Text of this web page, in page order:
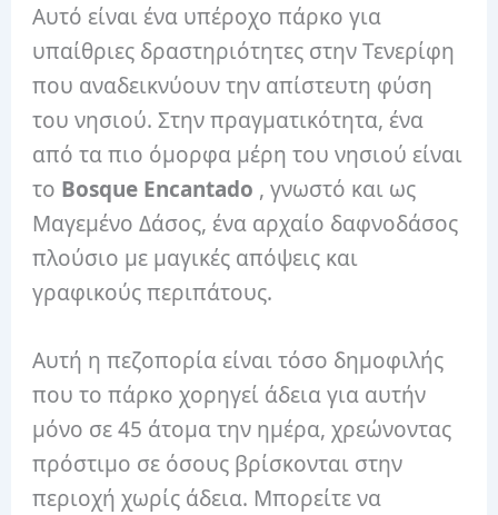
Αυτό είναι ένα υπέροχο πάρκο για
υπαίθριες δραστηριότητες στην Τενερίφη
που αναδεικνύουν την απίστευτη φύση
του νησιού. Στην πραγματικότητα, ένα
από τα πιο όμορφα μέρη του νησιού είναι
το Bosque Encantado , γνωστό και ως
Μαγεμένο Δάσος, ένα αρχαίο δαφνοδάσος
πλούσιο με μαγικές απόψεις και
γραφικούς περιπάτους.
Αυτή η πεζοπορία είναι τόσο δημοφιλής
που το πάρκο χορηγεί άδεια για αυτήν
μόνο σε 45 άτομα την ημέρα, χρεώνοντας
πρόστιμο σε όσους βρίσκονται στην
περιοχή χωρίς άδεια. Μπορείτε να